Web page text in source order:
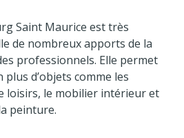
Saint Maurice est très
de nombreux apports de la
professionnels. Elle permet
d’objets comme les
loisirs, le mobilier intérieur et
peinture.